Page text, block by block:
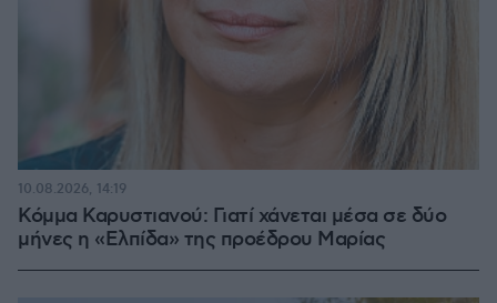
Κόμμα Καρυστιανού: Γιατί χάνεται μέσα σε δύο
μήνες η «Ελπίδα» της προέδρου Μαρίας
10.08.2026, 14:19